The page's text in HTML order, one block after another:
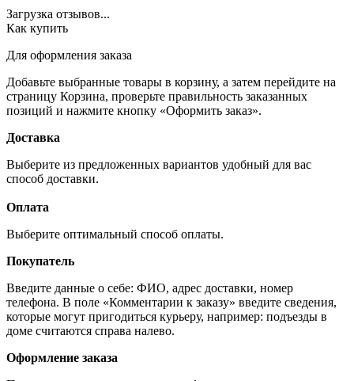
Загрузка отзывов...
Как купить
Для оформления заказа
Добавьте выбранные товары в корзину, а затем перейдите на
страницу Корзина, проверьте правильность заказанных
позиций и нажмите кнопку «Оформить заказ».
Доставка
Выберите из предложенных вариантов удобный для вас
способ доставки.
Оплата
Выберите оптимальный способ оплаты.
Покупатель
Введите данные о себе: ФИО, адрес доставки, номер
телефона. В поле «Комментарии к заказу» введите сведения,
которые могут пригодиться курьеру, например: подъезды в
доме считаются справа налево.
Оформление заказа